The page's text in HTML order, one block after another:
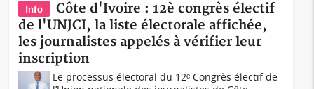
Info
Côte d'Ivoire : 12è congrès électif
de l'UNJCI, la liste électorale affichée,
les journalistes appelés à vérifier leur
inscription
Le processus électoral du 12ᵉ Congrès électif de